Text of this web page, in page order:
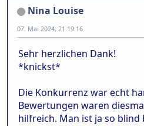
Nina Louise
07. Mai 2024, 21:19:16
Sehr herzlichen Dank!
*knickst*
Die Konkurrenz war echt
Bewertungen waren
hilfreich. Man ist ja so blind